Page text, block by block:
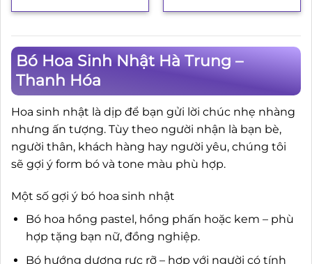
Bó Hoa Sinh Nhật Hà Trung –
Thanh Hóa
Hoa sinh nhật là dịp để bạn gửi lời chúc nhẹ nhàng
nhưng ấn tượng. Tùy theo người nhận là bạn bè,
người thân, khách hàng hay người yêu, chúng tôi
sẽ gợi ý form bó và tone màu phù hợp.
Một số gợi ý bó hoa sinh nhật
Bó hoa hồng pastel, hồng phấn hoặc kem – phù
hợp tặng bạn nữ, đồng nghiệp.
Bó hướng dương rực rỡ – hợp với người có tính